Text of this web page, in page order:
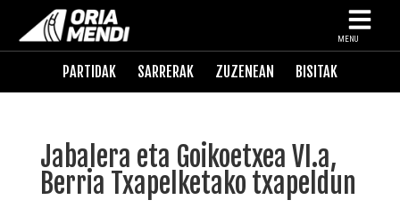
MENU
PARTIDAK SARRERAK ZUZENEAN BISITAK
Jabalera eta Goikoetxea VI.a,
Berria Txapelketako txapeldun